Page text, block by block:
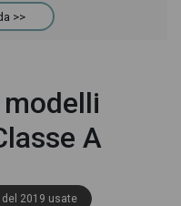
>>
A
2019 usate